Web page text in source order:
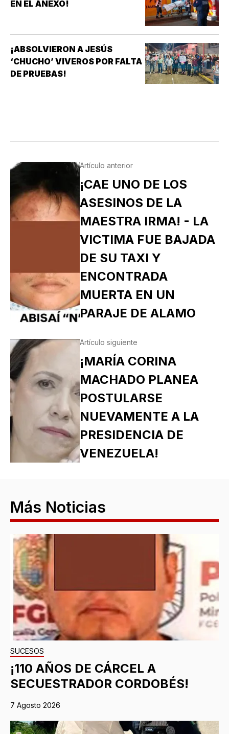
EN EL ANEXO!
¡ABSOLVIERON A JESÚS
‘CHUCHO’ VIVEROS POR FALTA
DE PRUEBAS!
Artículo anterior
¡CAE UNO DE LOS
ASESINOS DE LA
MAESTRA IRMA! - LA
VICTIMA FUE BAJADA
DE SU TAXI Y
ENCONTRADA
MUERTA EN UN
PARAJE DE ALAMO
Artículo siguiente
¡MARÍA CORINA
MACHADO PLANEA
POSTULARSE
NUEVAMENTE A LA
PRESIDENCIA DE
VENEZUELA!
Más Noticias
SUCESOS
¡110 AÑOS DE CÁRCEL A
SECUESTRADOR CORDOBÉS!
7 Agosto 2026